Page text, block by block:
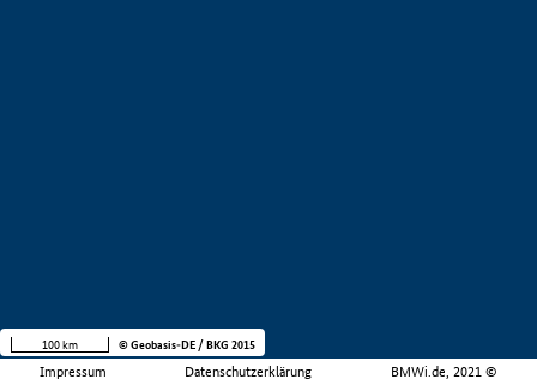
Impressum Datenschutzerklärung BMWi.de, 2021 ©
100 km © Geobasis-DE / BKG 2015